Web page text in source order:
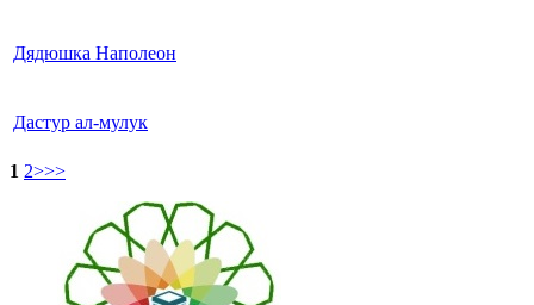
Дядюшка Наполеон
Дастур ал-мулук
1 2>>>